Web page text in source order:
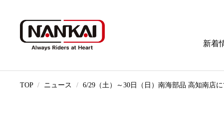
新着
TOP ニュース 6/29（土）～30日（日）南海部品 高知南店